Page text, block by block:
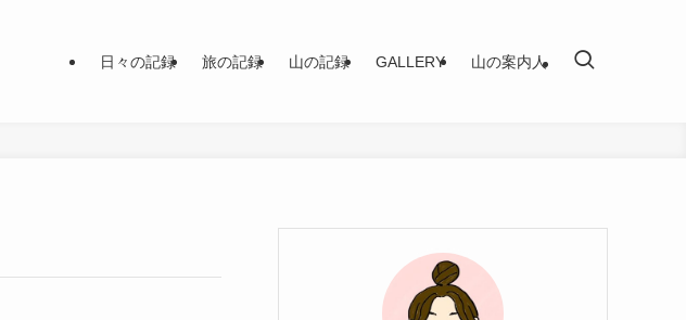
日々の記録 旅の記録 山の記録 GALLERY 山の案内人